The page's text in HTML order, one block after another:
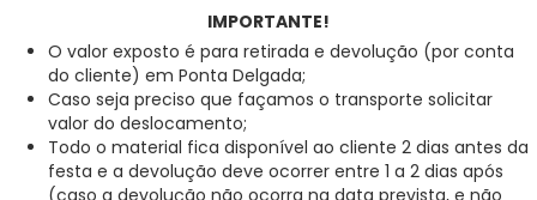
IMPORTANTE!
O valor exposto é para retirada e devolução (por conta
do cliente) em Ponta Delgada;
Caso seja preciso que façamos o transporte solicitar
valor do deslocamento;
Todo o material fica disponível ao cliente 2 dias antes da
festa e a devolução deve ocorrer entre 1 a 2 dias após